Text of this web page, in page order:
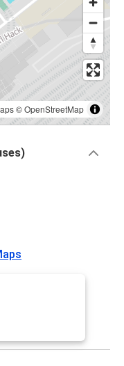
©OpenStreetMap